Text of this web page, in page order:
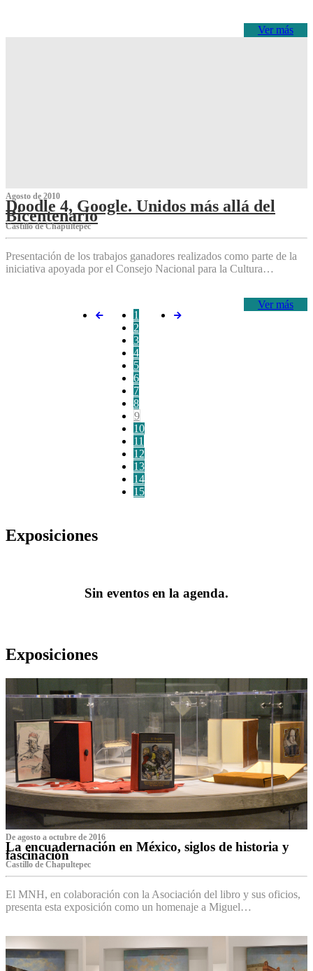
Ver más
Agosto de 2010
Doodle 4, Google. Unidos más allá del
Bicentenario
Castillo de Chapultepec
Presentación de los trabajos ganadores realizados como parte de la
iniciativa apoyada por el Consejo Nacional para la Cultura…
Ver más
1
2
3
4
5
6
7
8
9
10
11
12
13
14
15
Exposiciones
Sin eventos en la agenda.
Exposiciones
De agosto a octubre de 2016
La encuadernación en México, siglos de historia y
fascinación
Castillo de Chapultepec
El MNH, en colaboración con la Asociación del libro y sus oficios,
presenta esta exposición como un homenaje a Miguel…